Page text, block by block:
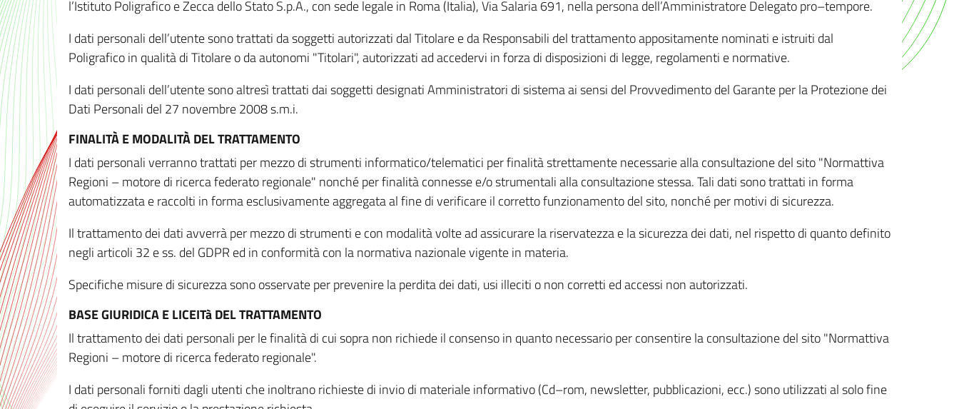
l’Istituto Poligrafico e Zecca dello Stato S.p.A., con sede legale in Roma (Italia), Via Salaria 691, nella persona dell’Amministratore Delegato pro–tempore.
I dati personali dell’utente sono trattati da soggetti autorizzati dal Titolare e da Responsabili del trattamento appositamente nominati e istruiti dal
Poligrafico in qualità di Titolare o da autonomi "Titolari", autorizzati ad accedervi in forza di disposizioni di legge, regolamenti e normative.
I dati personali dell’utente sono altresì trattati dai soggetti designati Amministratori di sistema ai sensi del Provvedimento del Garante per la Protezione dei
Dati Personali del 27 novembre 2008 s.m.i.
FINALITÀ E MODALITÀ DEL TRATTAMENTO
I dati personali verranno trattati per mezzo di strumenti informatico/telematici per finalità strettamente necessarie alla consultazione del sito "Normattiva
Regioni – motore di ricerca federato regionale" nonché per finalità connesse e/o strumentali alla consultazione stessa. Tali dati sono trattati in forma
automatizzata e raccolti in forma esclusivamente aggregata al fine di verificare il corretto funzionamento del sito, nonché per motivi di sicurezza.
Il trattamento dei dati avverrà per mezzo di strumenti e con modalità volte ad assicurare la riservatezza e la sicurezza dei dati, nel rispetto di quanto definito
negli articoli 32 e ss. del GDPR ed in conformità con la normativa nazionale vigente in materia.
Specifiche misure di sicurezza sono osservate per prevenire la perdita dei dati, usi illeciti o non corretti ed accessi non autorizzati.
BASE GIURIDICA E LICEITà DEL TRATTAMENTO
Il trattamento dei dati personali per le finalità di cui sopra non richiede il consenso in quanto necessario per consentire la consultazione del sito "Normattiva
Regioni – motore di ricerca federato regionale".
I dati personali forniti dagli utenti che inoltrano richieste di invio di materiale informativo (Cd–rom, newsletter, pubblicazioni, ecc.) sono utilizzati al solo fine